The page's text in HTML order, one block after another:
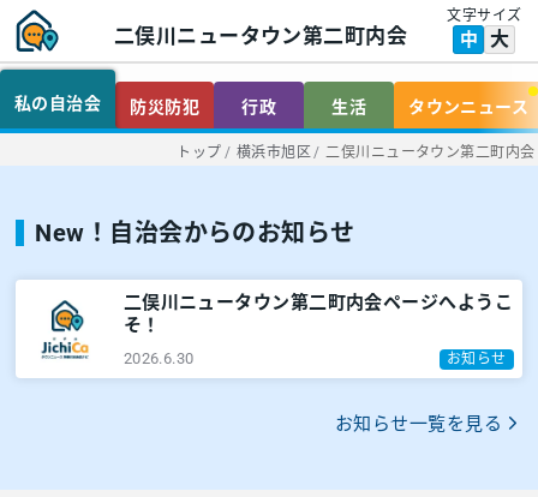
二俣川ニュータウン第二町内会
文字サイズ
中 大
私の自治会 防災防犯 行政 生活 タウンニュース
トップ / 横浜市旭区 / 二俣川ニュータウン第二町内会
New！自治会からのお知らせ
二俣川ニュータウン第二町内会ページへようこ
そ！
2026.6.30 お知らせ
お知らせ一覧を見る